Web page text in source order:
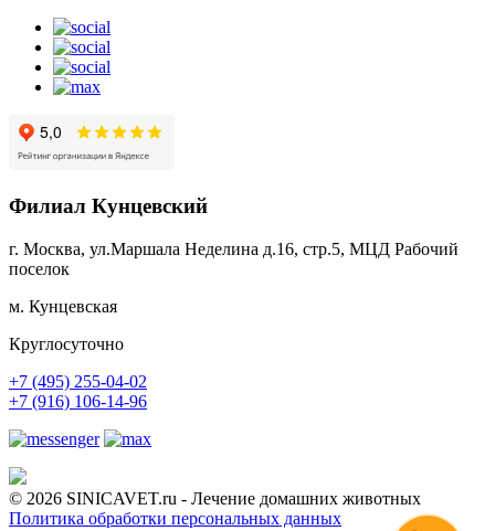
Филиал Кунцевский
г. Москва, ул.Маршала Неделина д.16, стр.5, МЦД Рабочий
поселок
м. Кунцевская
Круглосуточно
+7 (495) 255-04-02
+7 (916) 106-14-96
© 2026 SINICAVET.ru - Лечение домашних животных
Политика обработки персональных данных